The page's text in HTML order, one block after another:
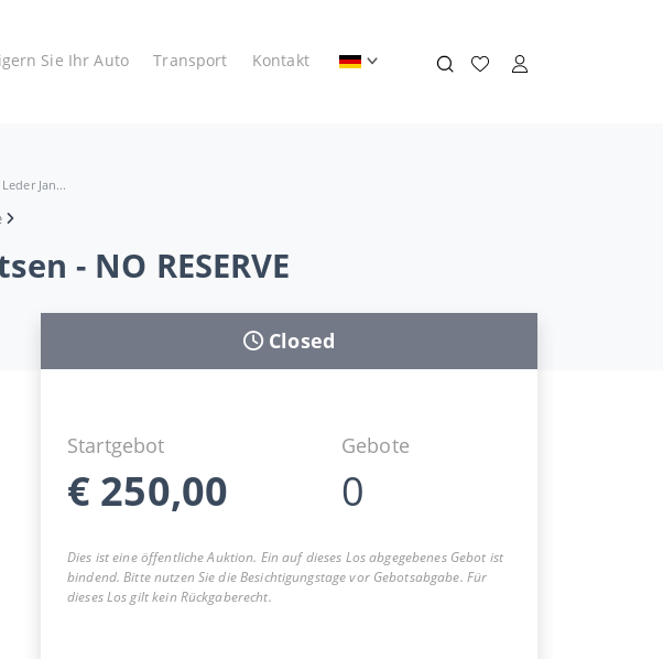
Sie Ihr Auto Transport Kontakt
Jan...
- NO RESERVE
Closed
Startgebot
€ 250,00
Gebote
0
Dies ist eine öffentliche Auktion. Ein auf dieses Los abgegebenes Gebot ist
bindend. Bitte nutzen Sie die Besichtigungstage vor Gebotsabgabe. Für
dieses Los gilt kein Rückgaberecht.